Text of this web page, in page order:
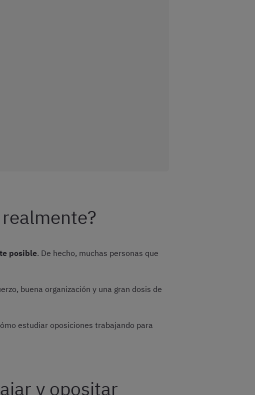
posible. De hecho, muchas personas que
buena organización y una gran dosis de
estudiar oposiciones trabajando para
y opositar